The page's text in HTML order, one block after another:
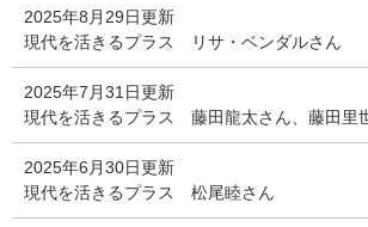
2025年8月29日更新
現代を活きるプラス リサ・ベンダルさん
2025年7月31日更新
現代を活きるプラス 藤田龍太さん、藤田里
2025年6月30日更新
現代を活きるプラス 松尾睦さん